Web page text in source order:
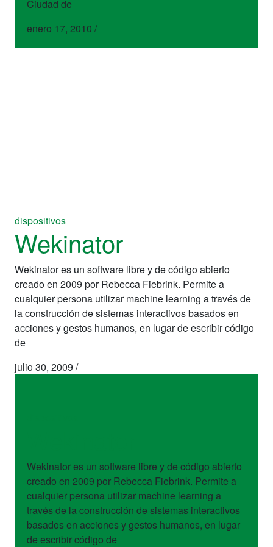
Ciudad de
enero 17, 2010 /
dispositivos
Wekinator
Wekinator es un software libre y de código abierto
creado en 2009 por Rebecca Fiebrink. Permite a
cualquier persona utilizar machine learning a través de
la construcción de sistemas interactivos basados en
acciones y gestos humanos, en lugar de escribir código
de
julio 30, 2009 /
Wekinator es un software libre y de código abierto
creado en 2009 por Rebecca Fiebrink. Permite a
cualquier persona utilizar machine learning a
través de la construcción de sistemas interactivos
basados en acciones y gestos humanos, en lugar
de escribir código de